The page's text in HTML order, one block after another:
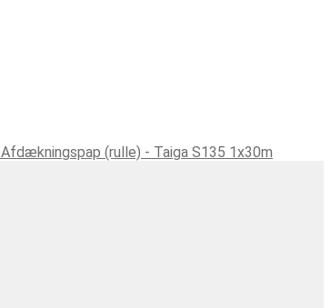
Afdækningspap (rulle) - Taiga S135 1x30m